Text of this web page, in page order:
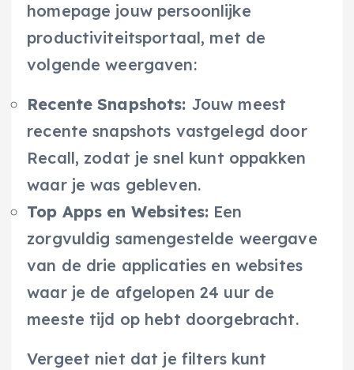
homepage jouw persoonlijke
productiviteitsportaal, met de
volgende weergaven:
Recente Snapshots: Jouw meest
recente snapshots vastgelegd door
Recall, zodat je snel kunt oppakken
waar je was gebleven.
Top Apps en Websites: Een
zorgvuldig samengestelde weergave
van de drie applicaties en websites
waar je de afgelopen 24 uur de
meeste tijd op hebt doorgebracht.
Vergeet niet dat je filters kunt